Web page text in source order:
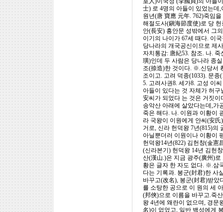
士) 로 4명의 아들이 있었는데
원년(唐 寶應 元年. 762)죽임
해절도사(鎭海節度使)로 당
안(長安) 흥안문 성밖에서 그
이기의 나이가 67세 때다. 이
당나라의 개국공신이므로 제
자치통감: 唐紀53. 참조. 나.
璜)인데 두 사람은 당나라 종
조(捺造)한 것이다. ※.신당서
조이고. 고려 덕종(1033). 문
5. 고려사권8. 세가8. 고성 이
아들이 있다는 것 자체가 허
安씨가 되었다 는 것은 거짓이
송악산 아래에 살았다는데,가
죽은 해다. 나. 이원과 이황이
라 국왕이 이원에게 안씨(安
거로, 신라 헌덕왕 7년(815)의
아닐뿐더러 이원이나 이황이
헌덕왕14년(822) 김헌창(金
(신라본기) 헌덕왕 14년 김헌
산(漢山.)은 지금 광주(廣州)
황은 글자 한 자도 없다. ※.삼
다는 기록과. 봉군(封君)한 사
바꾸고(改名), 봉군(封君)받았
를 소탕한 공으로 이 원의 세
(邦俠)으로 이름을 바꾸고.죽
왕 4년에 왜란이 없으며, 경문
名)이 없었고, 일반 백성에게